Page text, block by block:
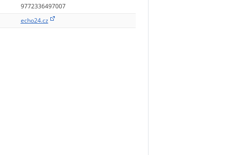
9772336497007
echo24.cz